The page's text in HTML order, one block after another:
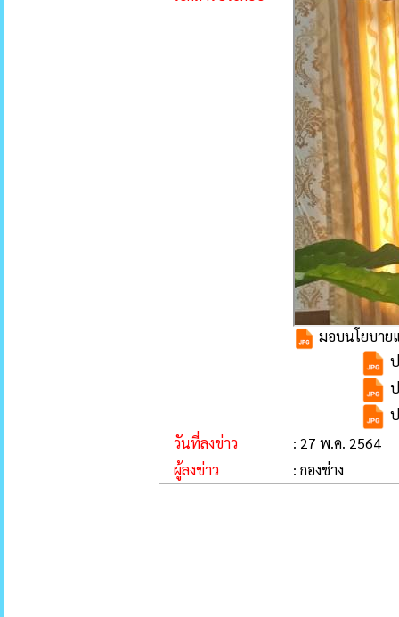
มอบนโยบาย
วันที่ลงข่าว
: 27 พ.ค. 2564
ผู้ลงข่าว
: กองช่าง